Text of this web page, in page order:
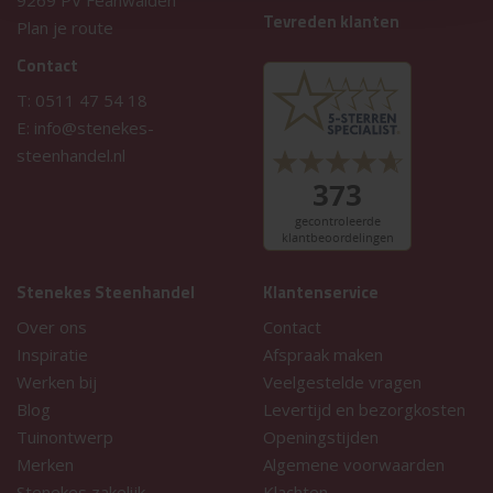
Plan je route
Contact
T: 0511 47 54 18
E: info@stenekes-
steenhandel.nl
Tevreden klanten
Stenekes Steenhandel
Over ons
Inspiratie
Werken bij
Blog
Tuinontwerp
Merken
Klantenservice
Contact
Afspraak maken
Veelgestelde vragen
Levertijd en bezorgkosten
Openingstijden
Algemene voorwaarden